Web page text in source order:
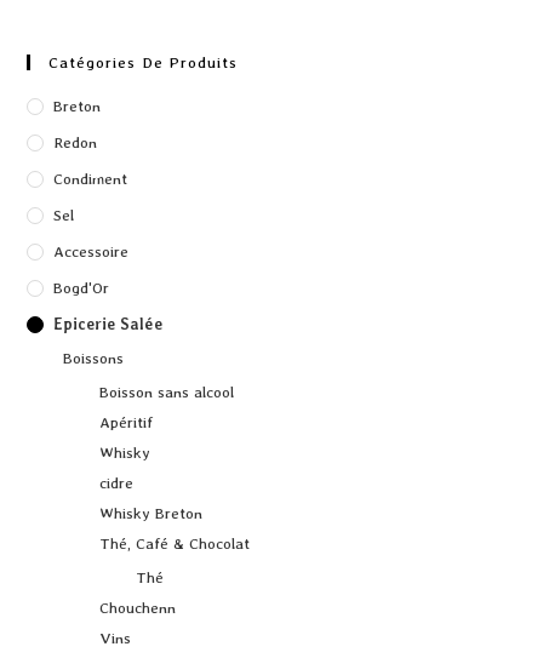
Catégories De Produits
Breton
Redon
Condiment
Sel
Accessoire
Bogd'Or
Epicerie Salée
Boissons
Boisson sans alcool
Apéritif
Whisky
cidre
Whisky Breton
Thé, Café & Chocolat
Thé
Chouchenn
Vins